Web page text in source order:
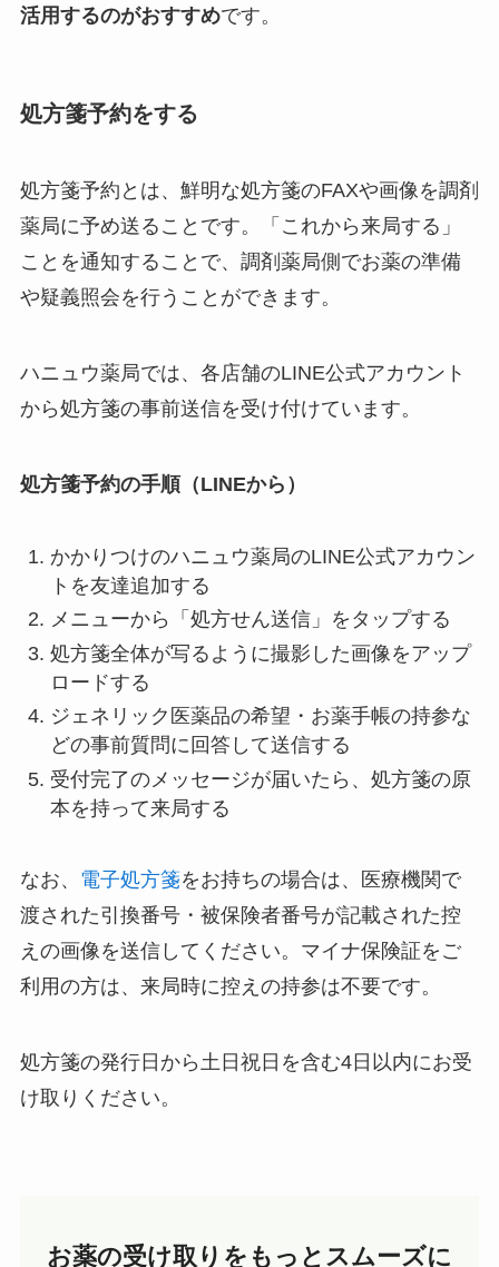
活用するのがおすすめです。
処方箋予約をする
処方箋予約とは、鮮明な処方箋のFAXや画像を調剤
薬局に予め送ることです。「これから来局する」
ことを通知することで、調剤薬局側でお薬の準備
や疑義照会を行うことができます。
ハニュウ薬局では、各店舗のLINE公式アカウント
から処方箋の事前送信を受け付けています。
処方箋予約の手順（LINEから）
かかりつけのハニュウ薬局のLINE公式アカウン
トを友達追加する
メニューから「処方せん送信」をタップする
処方箋全体が写るように撮影した画像をアップ
ロードする
ジェネリック医薬品の希望・お薬手帳の持参な
どの事前質問に回答して送信する
受付完了のメッセージが届いたら、処方箋の原
本を持って来局する
なお、 電子処方箋をお持ちの場合は、医療機関で
渡された引換番号・被保険者番号が記載された控
えの画像を送信してください。マイナ保険証をご
利用の方は、来局時に控えの持参は不要です。
処方箋の発行日から土日祝日を含む4日以内にお受
け取りください。
お薬の受け取りをもっとスムーズに